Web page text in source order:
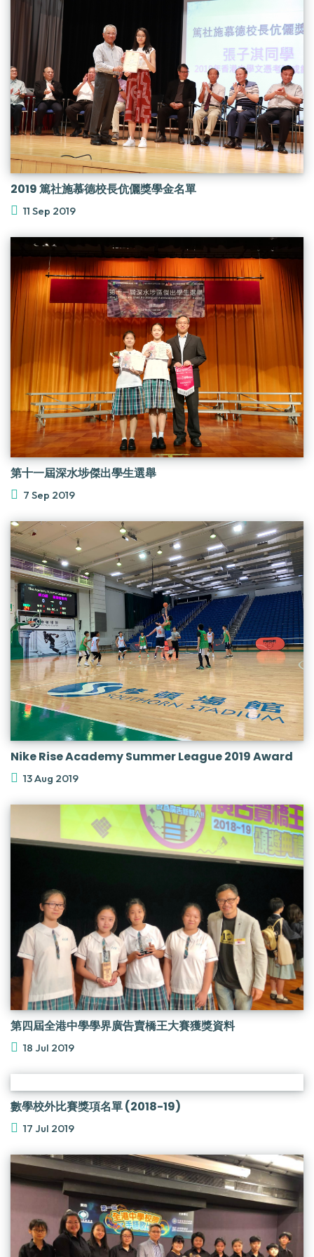
2019 篤社施慕德校長伉儷獎學金名單
11 Sep 2019
第十一屆深水埗傑出學生選舉
7 Sep 2019
Nike Rise Academy Summer League 2019 Award
13 Aug 2019
第四屆全港中學學界廣告賣橋王大賽獲獎資料
18 Jul 2019
數學校外比賽獎項名單 (2018-19)
17 Jul 2019